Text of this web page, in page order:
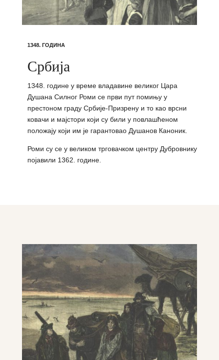
1348. ГОДИНА
Србија
1348. године у време владавине великог Цара
Душана Силног Роми се први пут помињу у
престоном граду Србије-Призрену и то као врсни
ковачи и мајстори који су били у повлашћеном
положају који им је гарантовао Душанов Каноник.
Роми су се у великом трговачком центру Дубровнику
појавили 1362. године.